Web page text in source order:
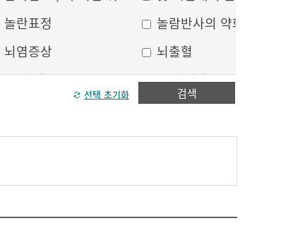
놀란표정
놀람반사의 약화
뇌염증상
뇌출혈
두피 건조
두피 열상
모발이 거침
방향감각 상실
볼, 눈주위 움푹 꺼짐
얼굴 중심선이 안맞음
얼굴 한쪽의 반점
검색
선택 초기화